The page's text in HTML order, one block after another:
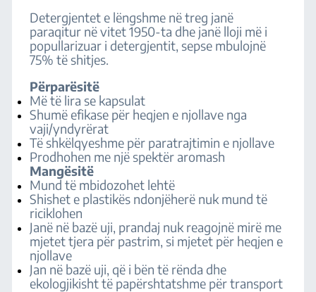
Detergjentet e lëngshme në treg janë
paraqitur në vitet 1950-ta dhe janë lloji më i
popullarizuar i detergjentit, sepse mbulojnë
75% të shitjes.
Përparësitë
Më të lira se kapsulat
Shumë efikase për heqjen e njollave nga
vaji/yndyrërat
Të shkëlqyeshme për paratrajtimin e njollave
Prodhohen me një spektër aromash
Mangësitë
Mund të mbidozohet lehtë
Shishet e plastikës ndonjëherë nuk mund të
riciklohen
Janë në bazë uji, prandaj nuk reagojnë mirë me
mjetet tjera për pastrim, si mjetet për heqjen e
njollave
Jan në bazë uji, që i bën të rënda dhe
ekologjikisht të papërshtatshme për transport